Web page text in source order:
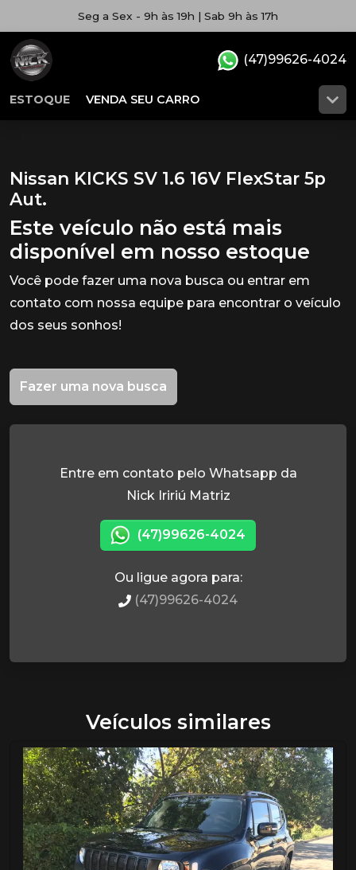
Seg a Sex - 9h às 19h | Sab 9h às 17h
ESTOQUE VENDA SEU CARRO
(47)99626-4024
Nissan KICKS SV 1.6 16V FlexStar 5p
Aut.
Este veículo não está mais
disponível em nosso estoque
Você pode fazer uma nova busca ou entrar em
contato com nossa equipe para encontrar o veículo
dos seus sonhos!
Fazer uma nova busca
Entre em contato pelo Whatsapp da
Nick Iririú Matriz
(47)99626-4024
Ou ligue agora para:
(47)99626-4024
Veículos similares